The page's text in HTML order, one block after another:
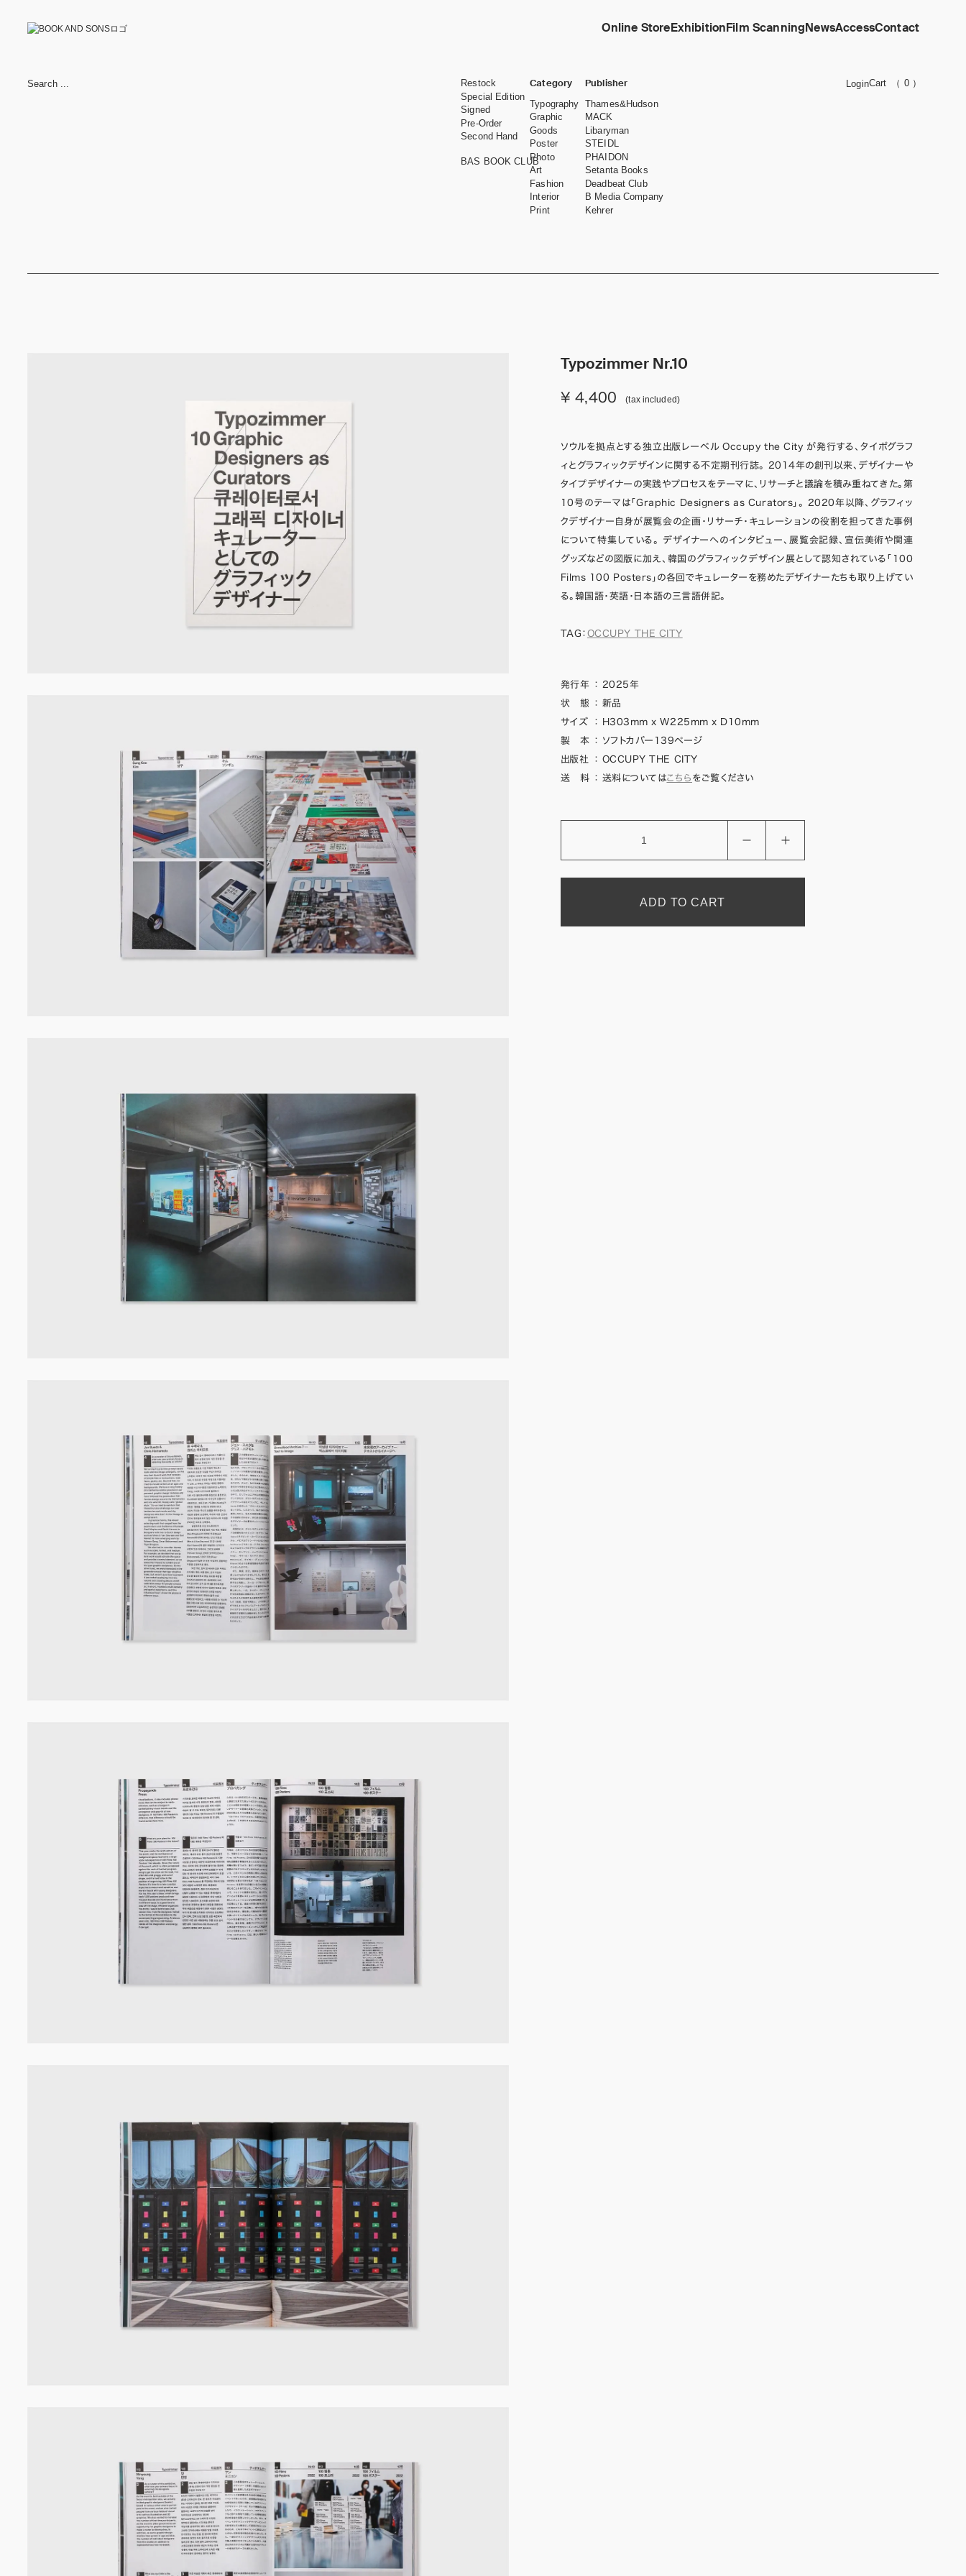
Online StoreExhibitionFilm ScanningNewsAccessContact
LoginCart （ 0 ）
Restock
Special Edition
Signed
Pre-Order
Second Hand
BAS BOOK CLUB
Category
Typography
Graphic
Goods
Poster
Photo
Art
Fashion
Interior
Print
Publisher
Thames&Hudson
MACK
Libaryman
STEIDL
PHAIDON
Setanta Books
Deadbeat Club
B Media Company
Kehrer
Typozimmer Nr.10
¥ 4,400 (tax included)
ソウルを拠点とする独立出版レーベル Occupy the City が発行する、タイポグラフ
ィとグラフィックデザインに関する不定期刊行誌。 2014年の創刊以来、デザイナーや
タイプデザイナーの実践やプロセスをテーマに、リサーチと議論を積み重ねてきた。第
10号のテーマは「Graphic Designers as Curators」。 2020年以降、グラフィッ
クデザイナー自身が展覧会の企画・リサーチ・キュレーションの役割を担ってきた事例
について特集している。 デザイナーへのインタビュー、展覧会記録、宣伝美術や関連
グッズなどの図版に加え、韓国のグラフィックデザイン展として認知されている「100
Films 100 Posters」の各回でキュレーターを務めたデザイナーたちも取り上げてい
る。韓国語・英語・日本語の三言語併記。
TAG： OCCUPY THE CITY
発行年 ：
2025年
状 態
： 新品
サイズ
：
H303mm x W225mm x D10mm
製 本
：
ソフトカバー139ページ
出版社
： OCCUPY THE CITY
送 料
： 送料についてはこちら をご覧ください
ADD TO CART